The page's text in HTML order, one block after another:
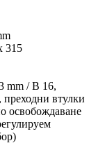
315
mm / B 16,
втулки
освобождаване